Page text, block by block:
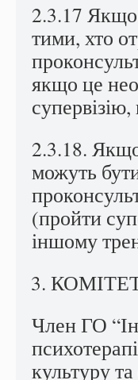
2.3.17 Якщо
тими, хто
якщо це
2.3.18.
можуть
(пройти
іншому
Член ГО
культуру